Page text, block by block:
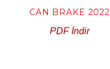
CAN BRAKE 2022
PDF İndir